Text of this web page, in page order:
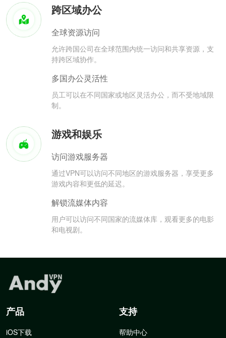
跨区域办公
全球资源访问
允许跨国公司在全球范围内统一访问和共享资源，支
持跨区域协作。
多国办公灵活性
员工可以在不同国家或地区灵活办公，而不受地域限
制。
游戏和娱乐
访问游戏服务器
通过VPN可以访问不同地区的游戏服务器，享受更多
游戏内容和更低的延迟。
解锁流媒体内容
用户可以访问不同国家的流媒体库，观看更多的电影
和电视剧。
产品
iOS下载
支持
帮助中心